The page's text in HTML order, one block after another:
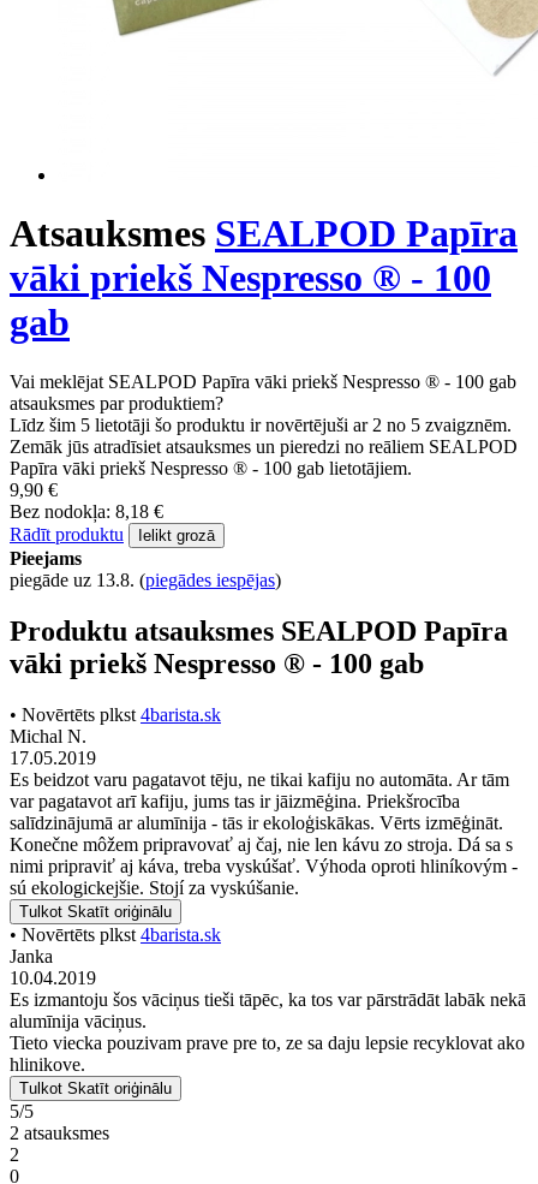
Atsauksmes SEALPOD Papīra
vāki priekš Nespresso ® - 100
gab
Vai meklējat SEALPOD Papīra vāki priekš Nespresso ® - 100 gab
atsauksmes par produktiem?
Līdz šim 5 lietotāji šo produktu ir novērtējuši ar 2 no 5 zvaigznēm.
Zemāk jūs atradīsiet atsauksmes un pieredzi no reāliem SEALPOD
Papīra vāki priekš Nespresso ® - 100 gab lietotājiem.
9,90 €
Bez nodokļa: 8,18 €
Rādīt produktu
Ielikt grozā
Pieejams
piegāde uz 13.8. (piegādes iespējas)
Produktu atsauksmes SEALPOD Papīra
vāki priekš Nespresso ® - 100 gab
• Novērtēts plkst 4barista.sk
Michal N.
17.05.2019
Es beidzot varu pagatavot tēju, ne tikai kafiju no automāta. Ar tām
var pagatavot arī kafiju, jums tas ir jāizmēģina. Priekšrocība
salīdzinājumā ar alumīnija - tās ir ekoloģiskākas. Vērts izmēģināt.
Konečne môžem pripravovať aj čaj, nie len kávu zo stroja. Dá sa s
nimi pripraviť aj káva, treba vyskúšať. Výhoda oproti hliníkovým -
sú ekologickejšie. Stojí za vyskúšanie.
Tulkot Skatīt oriģinālu
• Novērtēts plkst 4barista.sk
Janka
10.04.2019
Es izmantoju šos vāciņus tieši tāpēc, ka tos var pārstrādāt labāk nekā
alumīnija vāciņus.
Tieto viecka pouzivam prave pre to, ze sa daju lepsie recyklovat ako
hlinikove.
Tulkot Skatīt oriģinālu
5/5
2 atsauksmes
2
0